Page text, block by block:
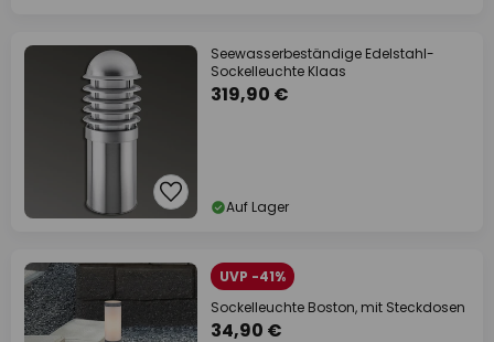
Seewasserbeständige Edelstahl-
Sockelleuchte Klaas
319,90 €
Auf Lager
UVP -41%
Sockelleuchte Boston, mit Steckdosen
34,90 €